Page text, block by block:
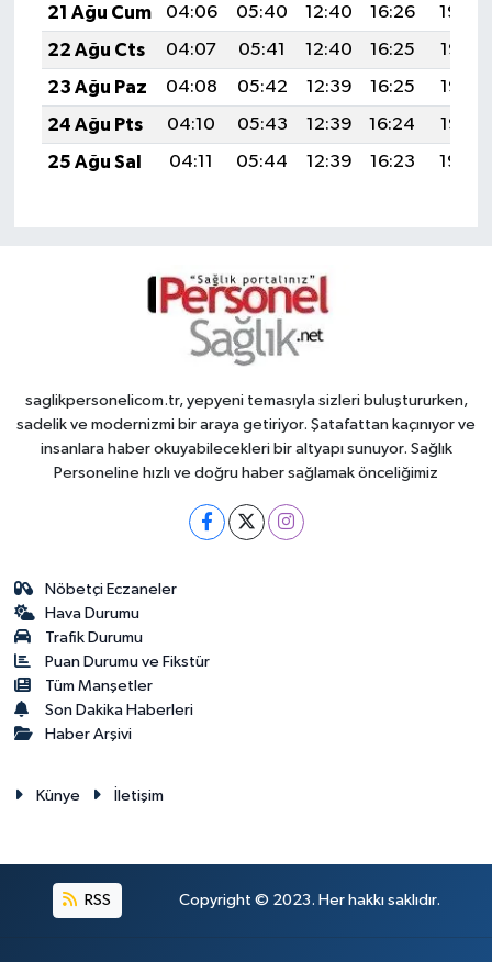
21 Ağu Cum
04:06 05:40 12:40 16:26
19:30
22 Ağu Cts
04:07 05:41 12:40 16:25
19:28
23 Ağu Paz
04:08 05:42 12:39 16:25
19:27
24 Ağu Pts
04:10 05:43 12:39 16:24
19:25
25 Ağu Sal
04:11 05:44 12:39 16:23 19:24
saglikpersonelicom.tr, yepyeni temasıyla sizleri buluştururken,
sadelik ve modernizmi bir araya getiriyor. Şatafattan kaçınıyor ve
insanlara haber okuyabilecekleri bir altyapı sunuyor. Sağlık
Personeline hızlı ve doğru haber sağlamak önceliğimiz
Nöbetçi Eczaneler
Hava Durumu
Trafik Durumu
Puan Durumu ve Fikstür
Tüm Manşetler
Son Dakika Haberleri
Haber Arşivi
Künye İletişim
RSS Copyright © 2023. Her hakkı saklıdır.